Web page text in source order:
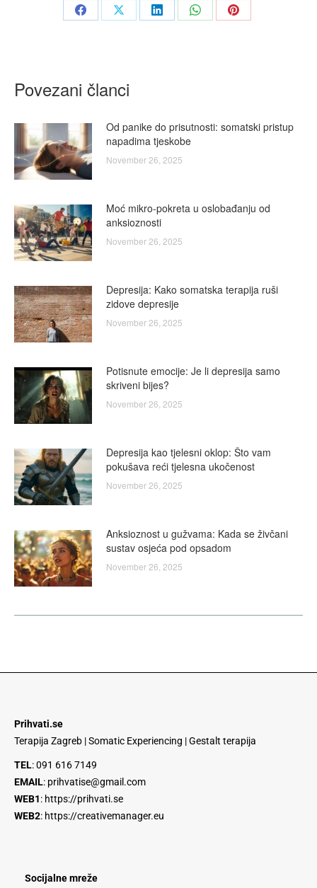
Share Share Share Share Share
Povezani članci
Od panike do prisutnosti: somatski pristup
napadima tjeskobe
November 26, 2025
Moć mikro-pokreta u oslobađanju od
anksioznosti
November 26, 2025
Depresija: Kako somatska terapija ruši
zidove depresije
November 26, 2025
Potisnute emocije: Je li depresija samo
skriveni bijes?
November 26, 2025
Depresija kao tjelesni oklop: Što vam
pokušava reći tjelesna ukočenost
November 26, 2025
Anksioznost u gužvama: Kada se živčani
sustav osjeća pod opsadom
November 26, 2025
Prihvati.se
Terapija Zagreb | Somatic Experiencing | Gestalt terapija
TEL:091 616 7149
EMAIL: prihvatise@gmail.com
WEB1: https://prihvati.se
WEB2: https://creativemanager.eu
Socijalne mreže